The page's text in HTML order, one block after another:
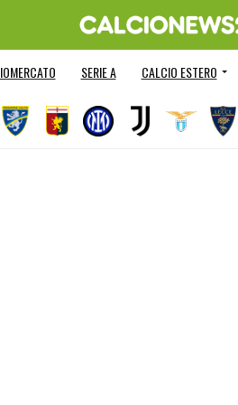
SERIE A CALCIO ESTERO